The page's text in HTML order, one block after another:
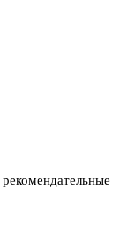
рекомендательные